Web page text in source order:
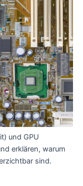
und GPU
erklären, warum
sind.